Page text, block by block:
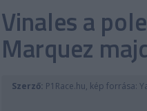
Vinales a
Marquez
Szerző: P1Race.hu, kép forrása: